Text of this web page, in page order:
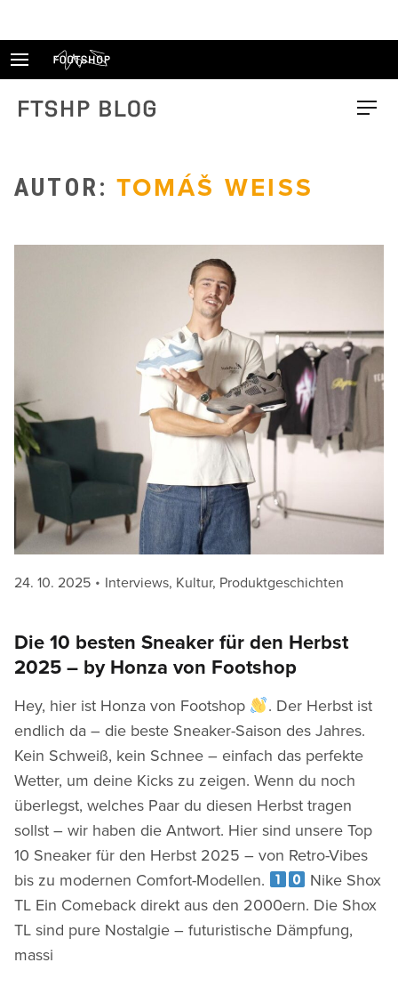
FTSHP blog Menu
AUTOR: TOMÁŠ WEISS
Posted
24. 10. 2025 Categories
Interviews, Kultur, Produktgeschichten
Die 10 besten Sneaker für den Herbst
2025 – by Honza von Footshop
Hey, hier ist Honza von Footshop
. Der Herbst ist
endlich da – die beste Sneaker-Saison des Jahres.
Kein Schweiß, kein Schnee – einfach das perfekte
Wetter, um deine Kicks zu zeigen. Wenn du noch
überlegst, welches Paar du diesen Herbst tragen
sollst – wir haben die Antwort. Hier sind unsere Top
10 Sneaker für den Herbst 2025 – von Retro-Vibes
bis zu modernen Comfort-Modellen.
Nike Shox
TL Ein Comeback direkt aus den 2000ern. Die Shox
TL sind pure Nostalgie – futuristische Dämpfung,
massi